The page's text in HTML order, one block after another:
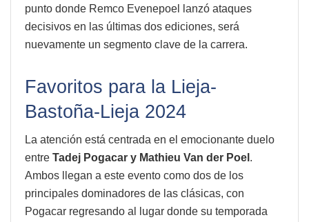
punto donde Remco Evenepoel lanzó ataques
decisivos en las últimas dos ediciones, será
nuevamente un segmento clave de la carrera.
Favoritos para la Lieja-
Bastoña-Lieja 2024
La atención está centrada en el emocionante duelo
entre Tadej Pogacar y Mathieu Van der Poel .
Ambos llegan a este evento como dos de los
principales dominadores de las clásicas, con
Pogacar regresando al lugar donde su temporada